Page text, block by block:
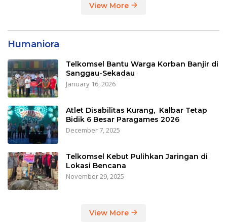
View More
Humaniora
Telkomsel Bantu Warga Korban Banjir di
Sanggau-Sekadau
January 16, 2026
Atlet Disabilitas Kurang, Kalbar Tetap
Bidik 6 Besar Paragames 2026
December 7, 2025
Telkomsel Kebut Pulihkan Jaringan di
Lokasi Bencana
November 29, 2025
View More